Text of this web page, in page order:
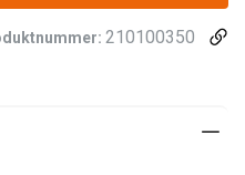
210100350